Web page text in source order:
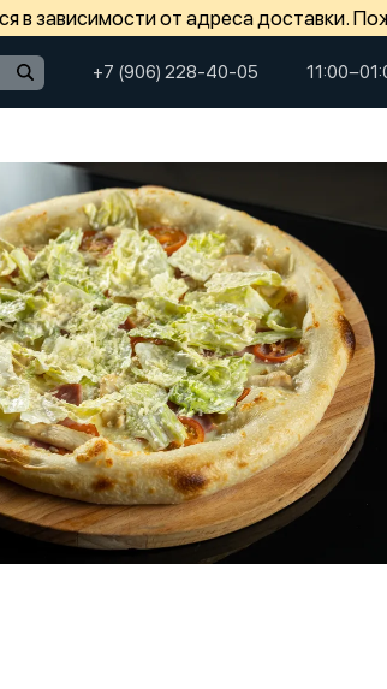
в зависимости от адреса доставки.
+7 (906) 228-40-05